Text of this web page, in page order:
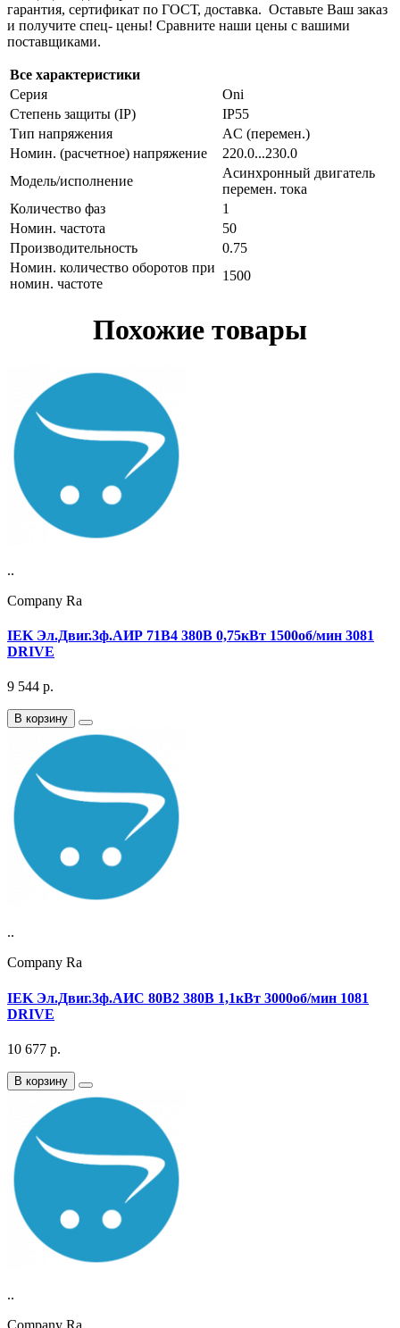
гарантия, сертификат по ГОСТ, доставка. Оставьте Ваш заказ
и получите спец- цены! Сравните наши цены с вашими
поставщиками.
Все характеристики
Серия
Oni
Степень защиты (IP)
IP55
Тип напряжения
AC (перемен.)
Номин. (расчетное) напряжение
220.0...230.0
Модель/исполнение
Асинхронный двигатель
перемен. тока
Количество фаз
1
Номин. частота
50
Производительность
0.75
Номин. количество оборотов при
номин. частоте
1500
Похожие товары
..
Company Ra
IEK Эл.Двиг.3ф.АИР 71B4 380В 0,75кВт 1500об/мин 3081
DRIVE
9 544 р.
В корзину
..
Company Ra
IEK Эл.Двиг.3ф.АИС 80B2 380В 1,1кВт 3000об/мин 1081
DRIVE
10 677 р.
В корзину
..
Company Ra